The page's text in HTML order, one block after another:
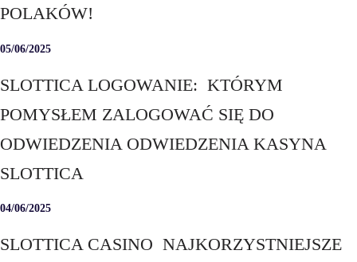
POLAKÓW!
05/06/2025
SLOTTICA LOGOWANIE: ️ KTÓRYM
POMYSŁEM ZALOGOWAĆ SIĘ DO
ODWIEDZENIA ODWIEDZENIA KASYNA
SLOTTICA
04/06/2025
SLOTTICA CASINO ️ NAJKORZYSTNIEJSZE